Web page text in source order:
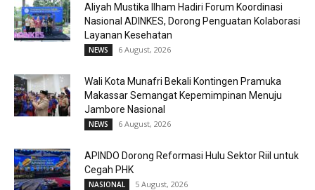
Aliyah Mustika Ilham Hadiri Forum Koordinasi
Nasional ADINKES, Dorong Penguatan Kolaborasi
Layanan Kesehatan
NEWS 6 August, 2026
Wali Kota Munafri Bekali Kontingen Pramuka
Makassar Semangat Kepemimpinan Menuju
Jambore Nasional
NEWS 6 August, 2026
APINDO Dorong Reformasi Hulu Sektor Riil untuk
Cegah PHK
NASIONAL 5 August, 2026